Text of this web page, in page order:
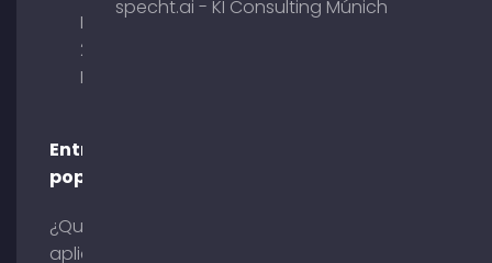
Briennerstr.
29 80333
Múnich
Entradas
populares
¿Qué es la
aplicación
specht.ai - KI Consulting Múnich